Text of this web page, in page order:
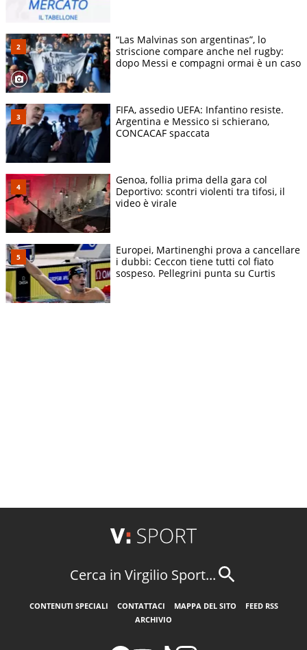
“Las Malvinas son argentinas”, lo
striscione compare anche nel rugby:
dopo Messi e compagni ormai è un caso
FIFA, assedio UEFA: Infantino resiste.
Argentina e Messico si schierano,
CONCACAF spaccata
Genoa, follia prima della gara col
Deportivo: scontri violenti tra tifosi, il
video è virale
Europei, Martinenghi prova a cancellare
i dubbi: Ceccon tiene tutti col fiato
sospeso. Pellegrini punta su Curtis
Cerca in Virgilio Sport...
CONTENUTI SPECIALI CONTATTACI MAPPA DEL SITO
FEED RSS
ARCHIVIO